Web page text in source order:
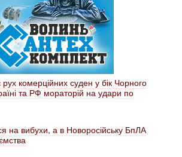
комерційних суден у бік Чорного
та РФ мораторій на удари по
на вибухи, а в Новоросійську БпЛА